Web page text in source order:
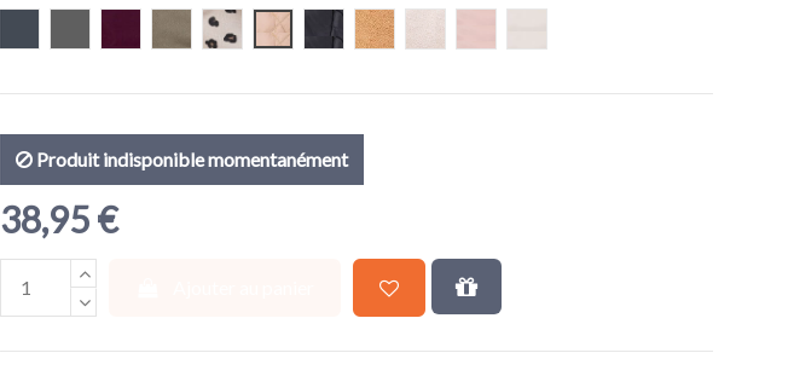
Kaki LeopardBeige Matelassé
Noir Matelassé
Teddy Beige
Produit indisponible momentanément
38,95 €